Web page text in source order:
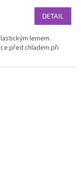
DETAIL
lemem.
před chladem při